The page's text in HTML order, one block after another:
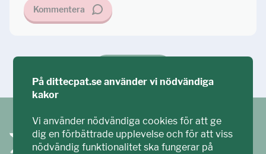
Kommentera
På dittecpat.se använder vi nödvändiga
kakor
Vi använder nödvändiga cookies för att ge
dig en förbättrade upplevelse och för att viss
nödvändig funktionalitet ska fungerar på